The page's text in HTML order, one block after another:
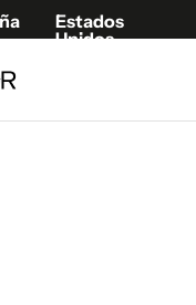
Estados
Unidos